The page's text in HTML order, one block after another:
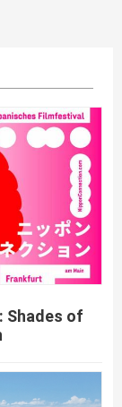
Shades of